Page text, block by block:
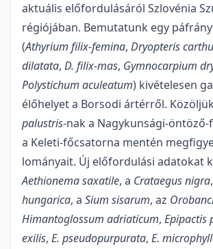
aktuális előfordulásáról Szlovénia
régiójában. Bemutatunk egy
(Athyrium filix-femina, Dryopteris
dilatata, D. filix-mas, Gymnocarpium
Polystichum aculeatum) kivételesen
élőhelyet a Borsodi ártérről.
palustris-nak a Nagykunsági-
a Keleti-főcsatorna mentén
lományait. Új előfordulási adatokat
Aethionema saxatile, a Crataegus nigra
hunga­rica, a Sium sisarum, az
Himantoglossum adriaticum, Epipactis
exilis, E. pseudopurpurata, E.